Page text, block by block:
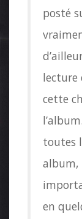
posté
lecture
cette
toutes
album,
en